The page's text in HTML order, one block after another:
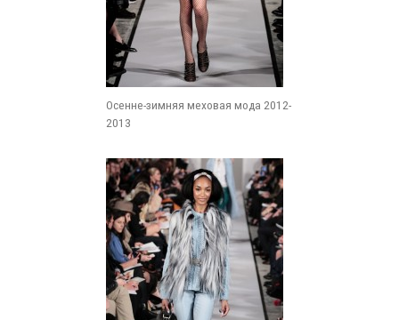
Осенне-зимняя меховая мода 2012-
2013